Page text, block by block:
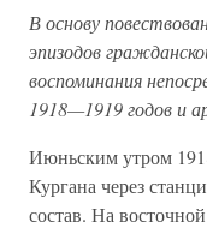
В основу
эпизодов
воспоминания
1918—1919 годов и
Июньским утром
Кургана через
состав. На